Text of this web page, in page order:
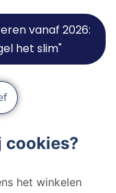
vanaf 2026:
het slim"
cookies?
het winkelen